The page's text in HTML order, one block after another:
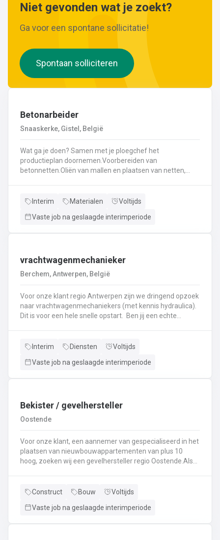
Niet gevonden wat je zoekt?
Ga voor een spontane sollicitatie!
Spontaan solliciteren
Betonarbeider
Snaaskerke, Gistel, België
Wat ga je doen? Samen met je ploegchef het
productieplan doornemen.Voorbereiden van
betonnetten.Oliën van mallen en plaatsen van netten,
eindafwerking.Frezen, boren, en zagen in de
klaar zijn voor gebruik.Opruimen van de werkplaats en
Interim Materialen
Voltijds
Vaste job na geslaagde interimperiode
vrachtwagenmechanieker
Berchem, Antwerpen, België
Voor onze klant regio Antwerpen zijn we dringend opzoek
naar vrachtwagenmechaniekers (met kennis hydraulica).
Dit is voor een hele snelle opstart. Ben jij een echte
Dan ben jij de persoon die wij zoeken!
Interim Diensten
Voltijds
Vaste job na geslaagde interimperiode
Bekister / gevelhersteller
Oostende
Voor onze klant, een aannemer van gespecialiseerd in het
plaatsen van nieuwbouwappartementen van plus 10
hoog, zoeken wij een gevelhersteller regio Oostende.Als
collegas. Je zal voornamelijk ingezet worden voor:
gevel;Opnieuw voegen van bakstenen;Renovatie van
Construct Bouw
Voltijds
Vaste job na geslaagde interimperiode